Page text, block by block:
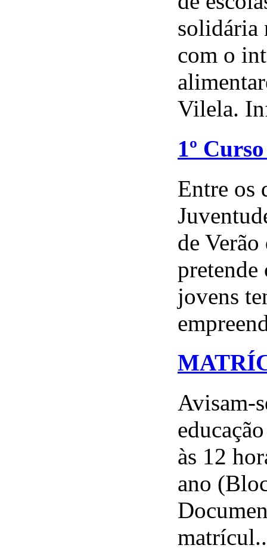
solidária
com o
Vilela.
1º
Entre os
de
pretende
jovens
Avisam-
às 12
ano